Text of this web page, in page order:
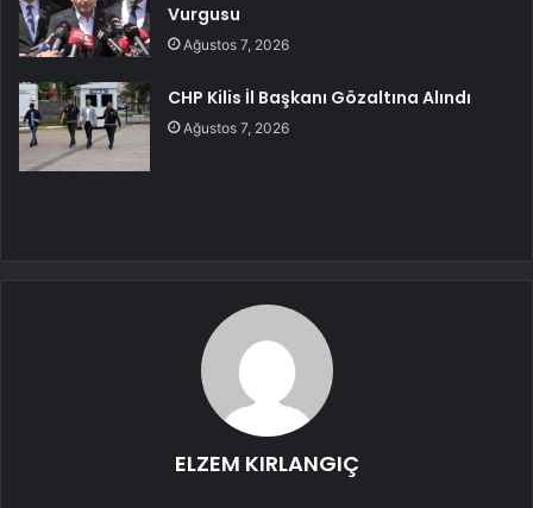
Vurgusu
Ağustos 7, 2026
CHP Kilis İl Başkanı Gözaltına Alındı
Ağustos 7, 2026
ELZEM KIRLANGIÇ